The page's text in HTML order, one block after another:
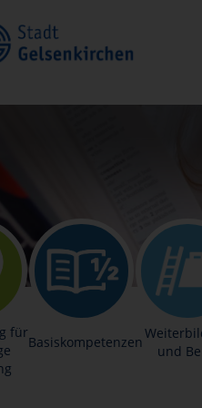
für
Basiskompetenzen
und